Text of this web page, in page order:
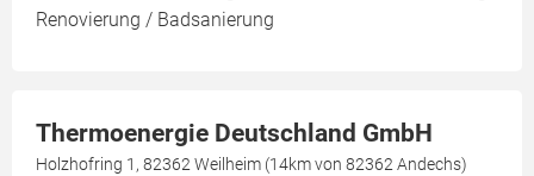
Renovierung / Badsanierung
Thermoenergie Deutschland GmbH
Holzhofring 1, 82362 Weilheim (14km von 82362 Andechs)